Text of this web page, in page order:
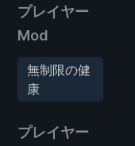
プレイヤー
Mod
無制限の健
康
プレイヤー